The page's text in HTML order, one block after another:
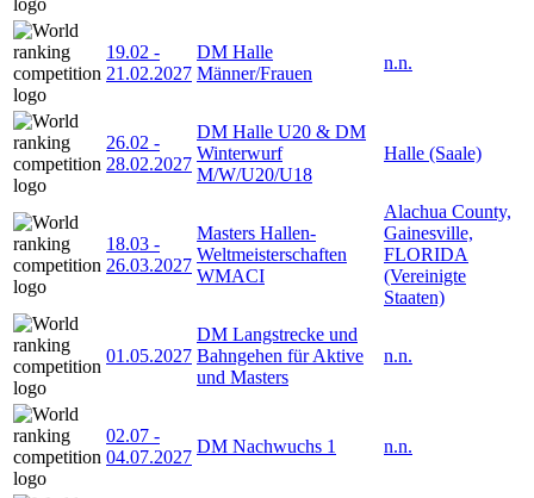
19.02 -
21.02.2027
DM Halle
Männer/Frauen
n.n.
26.02 -
28.02.2027
DM Halle U20 & DM
Winterwurf
M/W/U20/U18
Halle (Saale)
18.03 -
26.03.2027
Masters Hallen-
Weltmeisterschaften
WMACI
Alachua County,
Gainesville,
FLORIDA
(Vereinigte
Staaten)
01.05.2027
DM Langstrecke und
Bahngehen für Aktive
und Masters
n.n.
02.07 -
04.07.2027
DM Nachwuchs 1 n.n.